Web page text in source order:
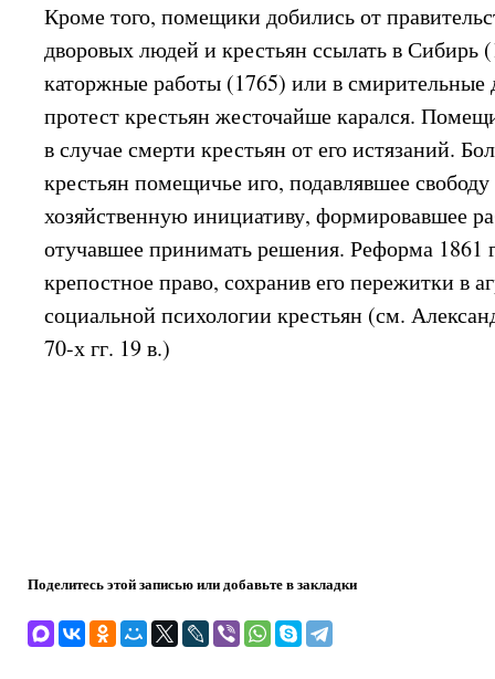
Кроме того, помещики добились от
дворовых людей и крестьян ссылать в Сибирь
каторжные работы (1765) или в
протест крестьян жесточайше карался.
в случае смерти крестьян от его истязаний.
крестьян помещичье иго, подавлявшее
хозяйственную инициативу, формировавшее
отучавшее принимать решения. Реформа 1861
крепостное право, сохранив его пережитки в
социальной психологии крестьян (см.
70-х гг. 19 в.)
Поделитесь этой записью или добавьте в закладки